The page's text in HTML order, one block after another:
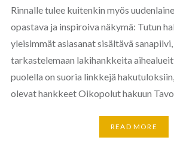
Rinnalle tulee kuitenkin myös
opastava ja inspiroiva näkymä: Tutun
yleisimmät asiasanat sisältävä
tarkastelemaan lakihankkeita
puolella on suoria linkkejä
olevat hankkeet Oikopolut hakuun
READ MORE